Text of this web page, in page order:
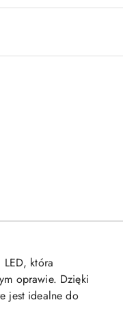
LED, która
oprawie. Dzięki
jest idealne do